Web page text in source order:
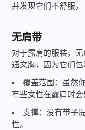
并发现它们不舒服。
无肩带
对于露肩的服装，
通文胸，因为它们包
覆盖范围：虽然
有些女性在露肩时会
支撑：没有带子
性。